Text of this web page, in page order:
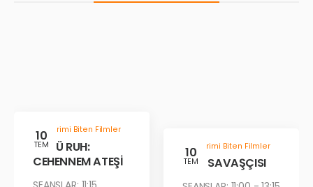
10
TEM
Gösterimi Biten Filmler
KÖTÜ RUH:
CEHENNEM ATEŞİ
10
TEM
Gösterimi Biten Filmler
ÇÖL SAVAŞÇISI